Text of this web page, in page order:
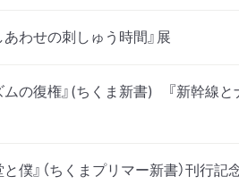
わせの刺しゅう時間』展
ムの復権』(ちくま新書) 『新幹
と僕』（ちくまプリマー新書）刊行